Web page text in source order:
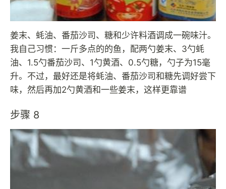
姜末、蚝油、番茄沙司、糖和少许料酒调成一碗味汁。
我自己习惯：一斤多点的的鱼，配两勺姜末、3勺蚝
油、1.5勺番茄沙司、1勺黄酒、0.5勺糖，勺子为15毫
升。不过，最好还是将蚝油、番茄沙司和糖先调好尝下
味，然后再加2勺黄酒和一些姜末，这样更靠谱
步骤 8